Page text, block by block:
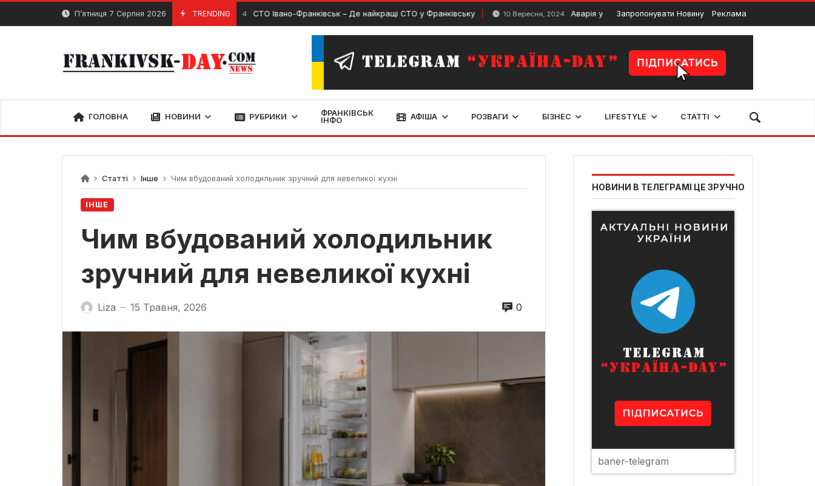
Skip
content
П’ятниця 7 Серпня 2026 TRENDING
2 Травня, 2024 СТО Івано-Франківськ – Де найкращі СТО у Франківську 10 Вересня, 2024 Аварія у Франківську. Зіткнулися машина та самокат
Запропонувати Новину Реклама
ГОЛОВНА НОВИНИ РУБРИКИ
ФРАНКІВСЬК
ІНФО
АФІША РОЗВАГИ БІЗНЕС LIFESTYLE СТАТТІ
Статті Інше Чим вбудований холодильник зручний для невеликої кухні
ІНШЕ
Чим вбудований холодильник
зручний для невеликої кухні
Liza — 15 Травня, 2026 0
НОВИНИ В ТЕЛЕГРАМІ ЦЕ ЗРУЧНО
baner-telegram